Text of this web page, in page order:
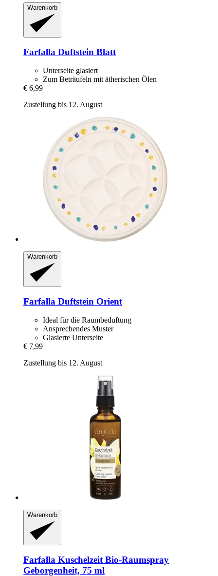
Warenkorb
Farfalla Duftstein Blatt
Unterseite glasiert
Zum Beträufeln mit ätherischen Ölen
€ 6,99
Zustellung bis 12. August
Warenkorb
Farfalla Duftstein Orient
Ideal für die Raumbeduftung
Ansprechendes Muster
Glasierte Unterseite
€ 7,99
Zustellung bis 12. August
Warenkorb
Farfalla Kuschelzeit Bio-​Raumspray
Geborgenheit, 75 ml